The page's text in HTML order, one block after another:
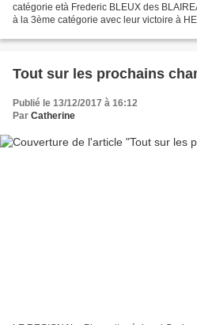
catégorie età Frederic BLEUX des
à la 3ème catégorie avec leur victoire à
Tout sur les prochains
Publié le 13/12/2017 à 16:12
Par Catherine